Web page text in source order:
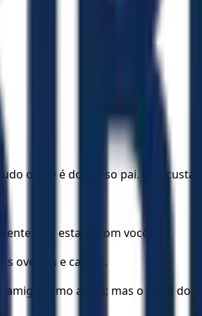
o que é do nosso pai. É às
Eu estarei com você.
ovelhas e cabras.
como antes; mas o Deus do